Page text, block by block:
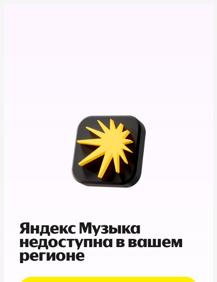
Яндекс Музыка
недоступна в вашем
регионе